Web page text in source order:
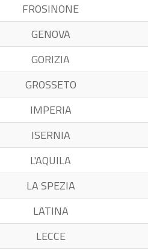
FROSINONE
GENOVA
GORIZIA
GROSSETO
IMPERIA
ISERNIA
L'AQUILA
LA SPEZIA
LATINA
LECCE